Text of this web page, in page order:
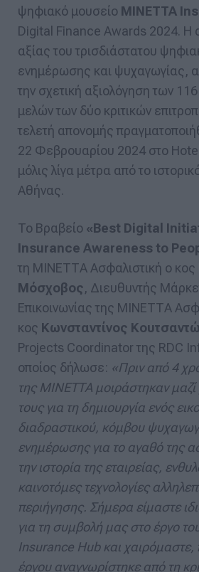
ψηφιακό μουσείο MINETTA
Digital Finance Awards 2024. Η
αξίας του τρισδιάστατου
ενημέρωσης και ψυχαγωγίας,
την σχετική αξιολόγηση των
μελών των δύο κριτικών
τελετή απονομής
22 Φεβρουαρίου 2024 στο
μόλις λίγα μέτρα από το
Αθήνας.
To Βραβείο «Best Digital
Insurance Awareness to
τη ΜΙΝΕΤΤΑ Ασφαλιστική ο κος
Μόσχοβος, Διευθυντής
Eπικοινωνίας της ΜΙΝΕΤΤΑ
κος Κωνσταντίνος
Projects Coordinator της RDC
οποίος δήλωσε: «Πριν από 4
της ΜΙΝΕΤΤΑ μοιράστηκαν
τους για τη δημιουργία ενός
διαδραστικού, κόμβου
ενημέρωσης για το αγαθό της
την ιστορία της εταιρείας,
καινοτόμες τεχνολογίες
περιήγησης. Σήμερα είμαστε
για τη συμβολή μας στο έργο
Insurance Hub και χαιρόμαστε,
έργου αναγνωρίστηκε από τη